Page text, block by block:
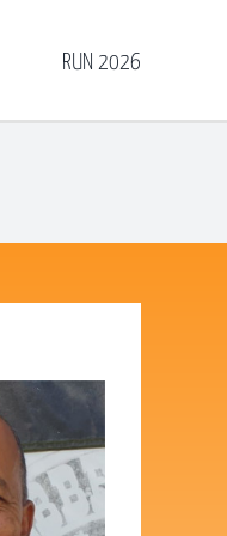
RUN 2026